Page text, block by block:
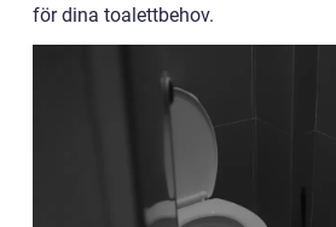
för dina toalettbehov.